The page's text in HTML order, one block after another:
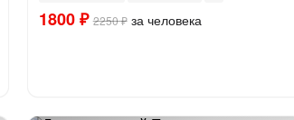
1800 ₽ 2250 ₽за человека